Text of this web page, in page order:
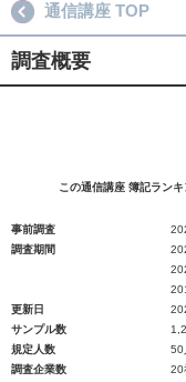
通信講座 TOP
調査概要
この通信講座 簿記ラン
事前調査
調査期間
更新日
サンプル数
規定人数
50
調査企業数
20